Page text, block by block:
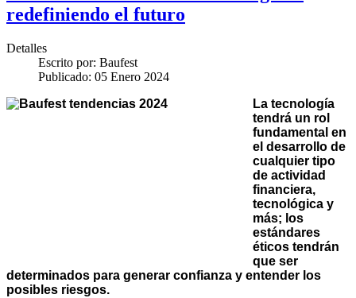
redefiniendo el futuro
Detalles
Escrito por: Baufest
Publicado: 05 Enero 2024
La tecnología
tendrá un rol
fundamental en
el desarrollo de
cualquier tipo
de actividad
financiera,
tecnológica y
más; los
estándares
éticos tendrán
que ser
determinados para generar confianza y entender los
posibles riesgos.